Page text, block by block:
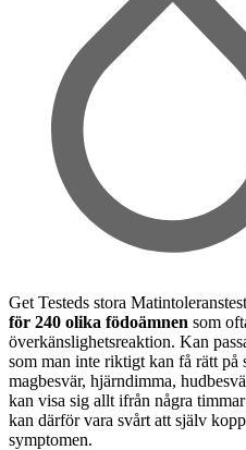
Get Testeds stora
för 240 olika födoämnen som
överkänslighetsreaktion. Kan
som man inte riktigt kan få rätt på
magbesvär, hjärndimma,
kan visa sig allt ifrån några
kan därför vara svårt att själv
symptomen.